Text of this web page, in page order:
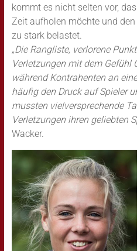
kommt es nicht selten vor,
Zeit aufholen möchte und
zu stark belastet.
„Die Rangliste, verlorene
Verletzungen mit dem Gefühl
während Kontrahenten an
häufig den Druck auf Spieler
mussten vielversprechende
Verletzungen ihren geliebten
Wacker.